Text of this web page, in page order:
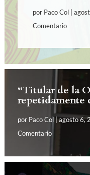
por Paco Col
Comentario
“Titular de la
repetidamente
por Paco Col|agosto 6,
Comentario